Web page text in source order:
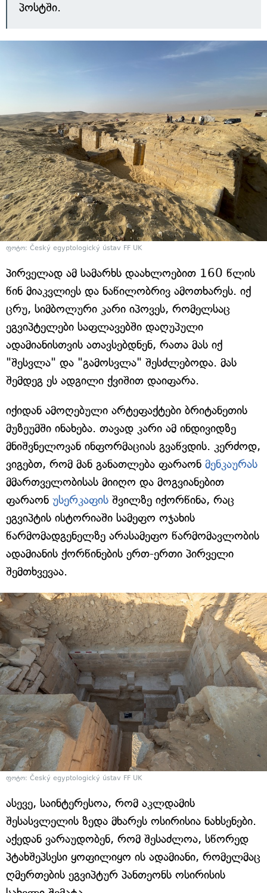
პოსტში.
ფოტო: Český egyptologický ústav FF UK
პირველად ამ სამარხს დაახლოებით 160 წლის
წინ მიაკვლიეს და ნაწილობრივ ამოთხარეს. იქ
ცრუ, სიმბოლური კარი იპოვეს, რომელსაც
ეგვიპტელები საფლავებში დაღუპული
ადამიანისთვის ათავსებდნენ, რათა მას იქ
"შესვლა" და "გამოსვლა" შესძლებოდა. მას
შემდეგ ეს ადგილი ქვიშით დაიფარა.
იქიდან ამოღებული არტეფაქტები ბრიტანეთის
მუზეუმში ინახება. თავად კარი ამ ინდივიდზე
მნიშვნელოვან ინფორმაციას გვაწვდის. კერძოდ,
ვიგებთ, რომ მან განათლება ფარაონ მენკაურას
მმართველობისას მიიღო და მოგვიანებით
ფარაონ უსერკაფის შვილზე იქორწინა, რაც
ეგვიპტის ისტორიაში სამეფო ოჯახის
წარმომადგენელზე არასამეფო წარმომავლობის
ადამიანის ქორწინების ერთ-ერთი პირველი
შემთხვევაა.
ფოტო: Český egyptologický ústav FF UK
ასევე, საინტერესოა, რომ აკლდამის
შესასვლელის ზედა მხარეს ოსირისია ნახსენები.
აქედან ვარაუდობენ, რომ შესაძლოა, სწორედ
პტახშეპსესი ყოფილიყო ის ადამიანი, რომელმაც
ღმერთების ეგვიპტურ პანთეონს ოსირისის